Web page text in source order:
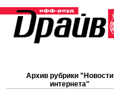
Архив рубрики "Новости
интернета"